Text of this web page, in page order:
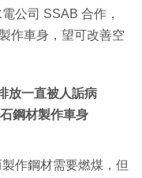
公司 SSAB 合作，
作車身，望可改善空
放一直被人詬病
鋼材製作車身
作鋼材需要燃煤，但